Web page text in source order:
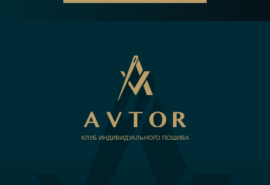
КЛУБ ИНДИВИДУАЛЬНОГО ПОШИВА